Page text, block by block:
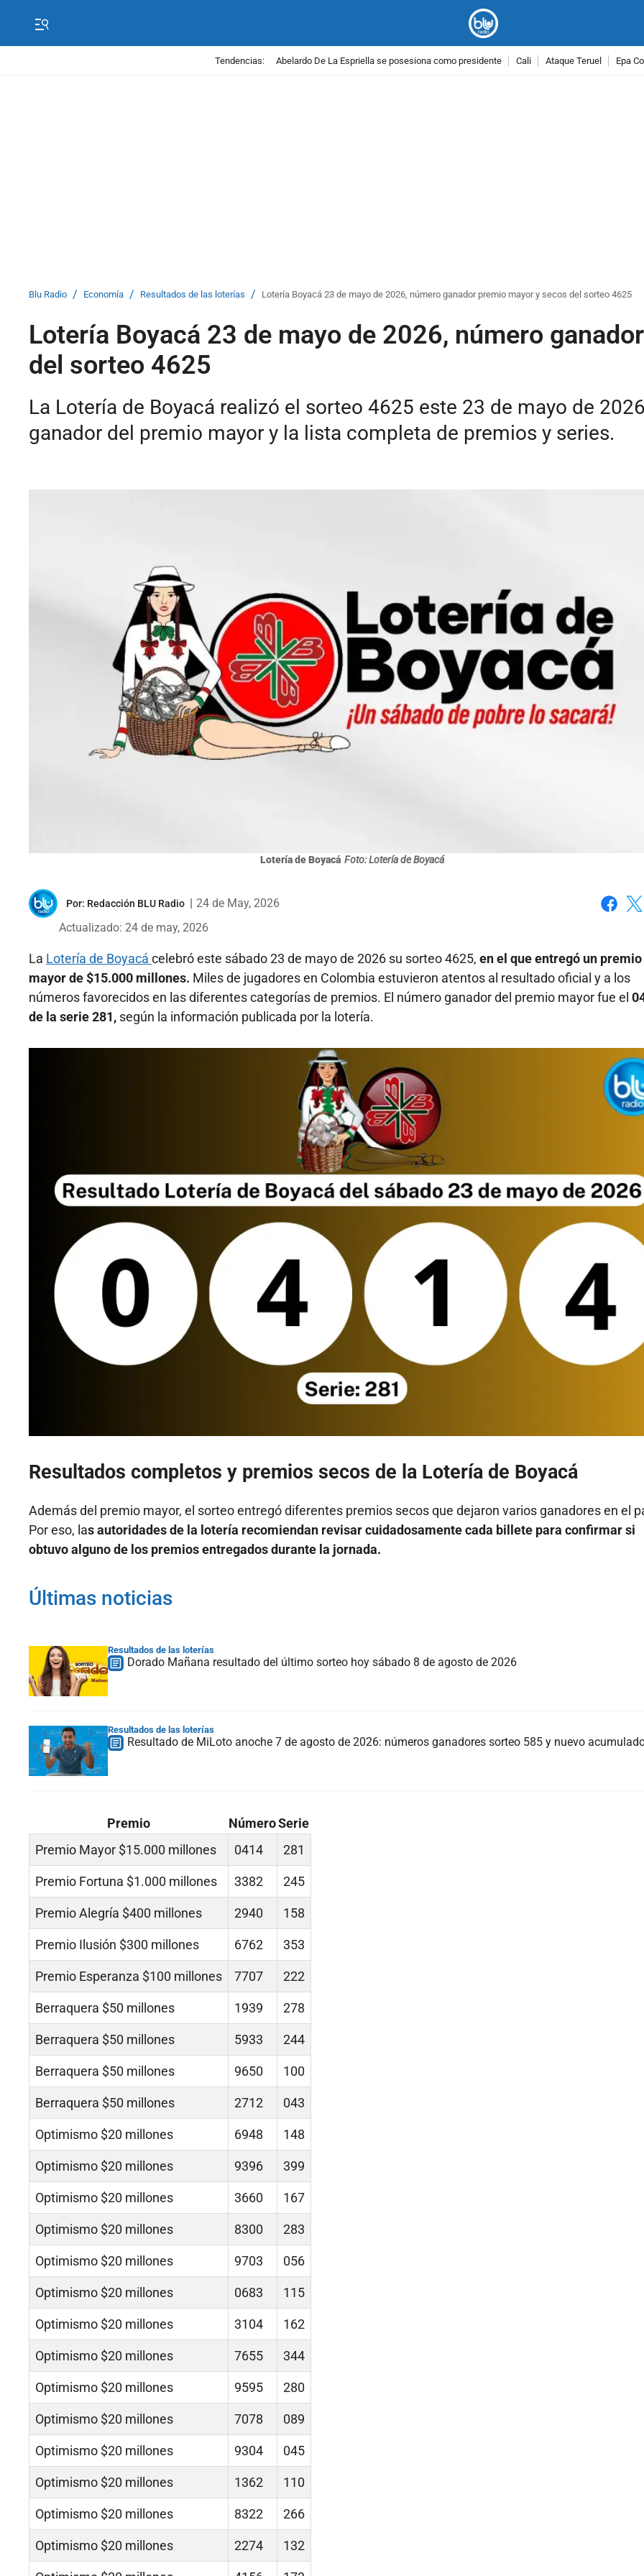
Tendencias: Abelardo De La Espriella se posesiona como presidente Cali Ataque Teruel Epa
Blu Radio / Economía / Resultados de las loterías / Lotería Boyacá 23 de mayo de 2026, número ganador premio mayor y secos del sorteo 4625
Lotería Boyacá 23 de mayo de 2026, número
del sorteo 4625
La Lotería de Boyacá realizó el sorteo 4625 este 23 de mayo de
ganador del premio mayor y la lista completa de premios y series.
Lotería de Boyacá Foto: Lotería de Boyacá
Por: Redacción BLU Radio
24 de May, 2026
Actualizado: 24 de may, 2026
La Lotería de Boyacá celebró este sábado 23 de mayo de 2026 su sorteo 4625, en el que entregó un premio
mayor de $15.000 millones. Miles de jugadores en Colombia estuvieron atentos al resultado oficial y a los
números favorecidos en las diferentes categorías de premios. El número ganador del premio mayor fue el
de la serie 281, según la información publicada por la lotería.
Resultados completos y premios secos de la Lotería de Boyacá
Además del premio mayor, el sorteo entregó diferentes premios secos que dejaron varios ganadores en el
Por eso, las autoridades de la lotería recomiendan revisar cuidadosamente cada billete para confirmar si
obtuvo alguno de los premios entregados durante la jornada.
Últimas noticias
Resultados de las loterías
Dorado Mañana resultado del último sorteo hoy sábado 8 de agosto de 2026
Resultados de las loterías
Resultado de MiLoto anoche 7 de agosto de 2026: números ganadores sorteo 585 y nuevo
Premio NúmeroSerie
Premio Mayor $15.000 millones
0414 281
Premio Fortuna $1.000 millones 3382 245
Premio Alegría $400 millones 2940 158
Premio Ilusión $300 millones 6762 353
Premio Esperanza $100 millones 7707 222
Berraquera $50 millones 1939 278
Berraquera $50 millones 5933 244
Berraquera $50 millones 9650 100
Berraquera $50 millones 2712 043
Optimismo $20 millones 6948 148
Optimismo $20 millones 9396 399
Optimismo $20 millones 3660 167
Optimismo $20 millones 8300 283
Optimismo $20 millones 9703 056
Optimismo $20 millones 0683 115
Optimismo $20 millones 3104 162
Optimismo $20 millones 7655 344
Optimismo $20 millones 9595 280
Optimismo $20 millones 7078 089
Optimismo $20 millones 9304 045
Optimismo $20 millones 1362 110
Optimismo $20 millones 8322 266
Optimismo $20 millones 2274 132